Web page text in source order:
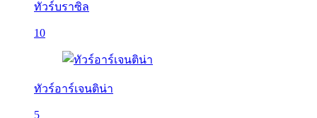
ทัวร์บราซิล
10
ทัวร์อาร์เจนติน่า
5